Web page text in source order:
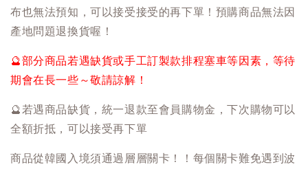
布也無法預知，可以接受接受的再下單！預購商品無法因
產地問題退換貨喔！
🔮部分商品若遇缺貨或手工訂製款排程塞車等因素，等待
期會在長一些～敬請諒解！
🔮 若遇商品缺貨，統一退款至會員購物金，下次購物可以
全額折抵，可以接受再下單
商品從韓國入境須通過層層關卡！！每個關卡難免遇到波